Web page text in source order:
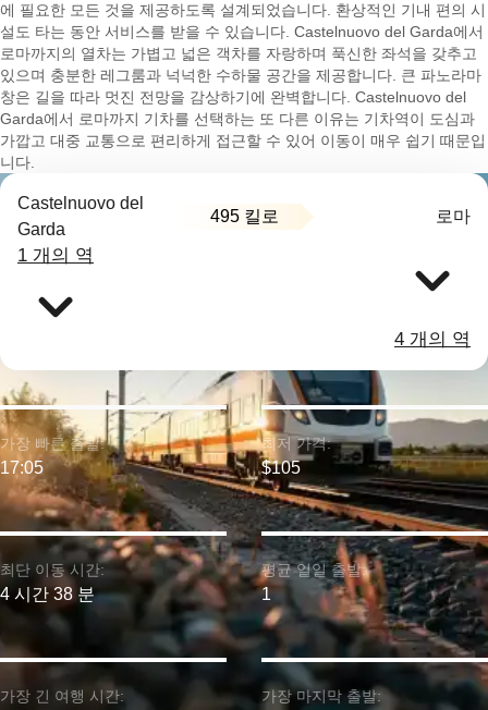
에 필요한 모든 것을 제공하도록 설계되었습니다. 환상적인 기내 편의 시
설도 타는 동안 서비스를 받을 수 있습니다. Castelnuovo del Garda에서
로마까지의 열차는 가볍고 넓은 객차를 자랑하며 푹신한 좌석을 갖추고
있으며 충분한 레그룸과 넉넉한 수하물 공간을 제공합니다. 큰 파노라마
창은 길을 따라 멋진 전망을 감상하기에 완벽합니다. Castelnuovo del
Garda에서 로마까지 기차를 선택하는 또 다른 이유는 기차역이 도심과
가깝고 대중 교통으로 편리하게 접근할 수 있어 이동이 매우 쉽기 때문입
니다.
Castelnuovo del
Garda
495 킬로 로마
1 개의 역
4 개의 역
최단 이동 시간:
4 시간 38 분
가장 빠른 출발:
17:05
가장 긴 여행 시간:
최저 가격:
$105
평균 일일 출발:
1
가장 마지막 출발: